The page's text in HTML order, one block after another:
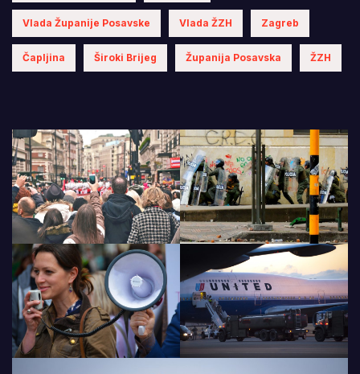
Vlada Županije Posavske Vlada ŽZH Zagreb
Čapljina Široki Brijeg Županija Posavska ŽZH